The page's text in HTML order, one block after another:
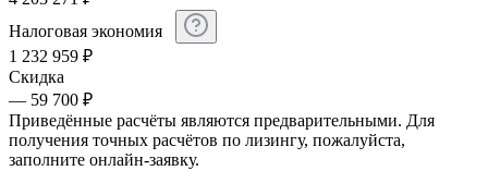
Налоговая экономия
1 232 959 ₽
Скидка
— 59 700 ₽
Приведённые расчёты являются предварительными. Для
получения точных расчётов по лизингу, пожалуйста,
заполните онлайн-заявку.